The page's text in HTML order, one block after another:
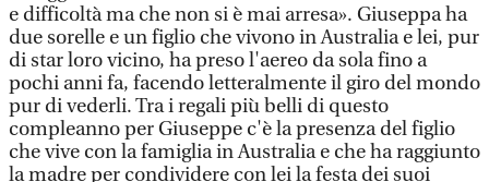
e difficoltà ma che non si è mai arresa». Giuseppa ha
due sorelle e un figlio che vivono in Australia e lei, pur
di star loro vicino, ha preso l'aereo da sola fino a
pochi anni fa, facendo letteralmente il giro del mondo
pur di vederli. Tra i regali più belli di questo
compleanno per Giuseppe c'è la presenza del figlio
che vive con la famiglia in Australia e che ha raggiunto
la madre per condividere con lei la festa dei suoi